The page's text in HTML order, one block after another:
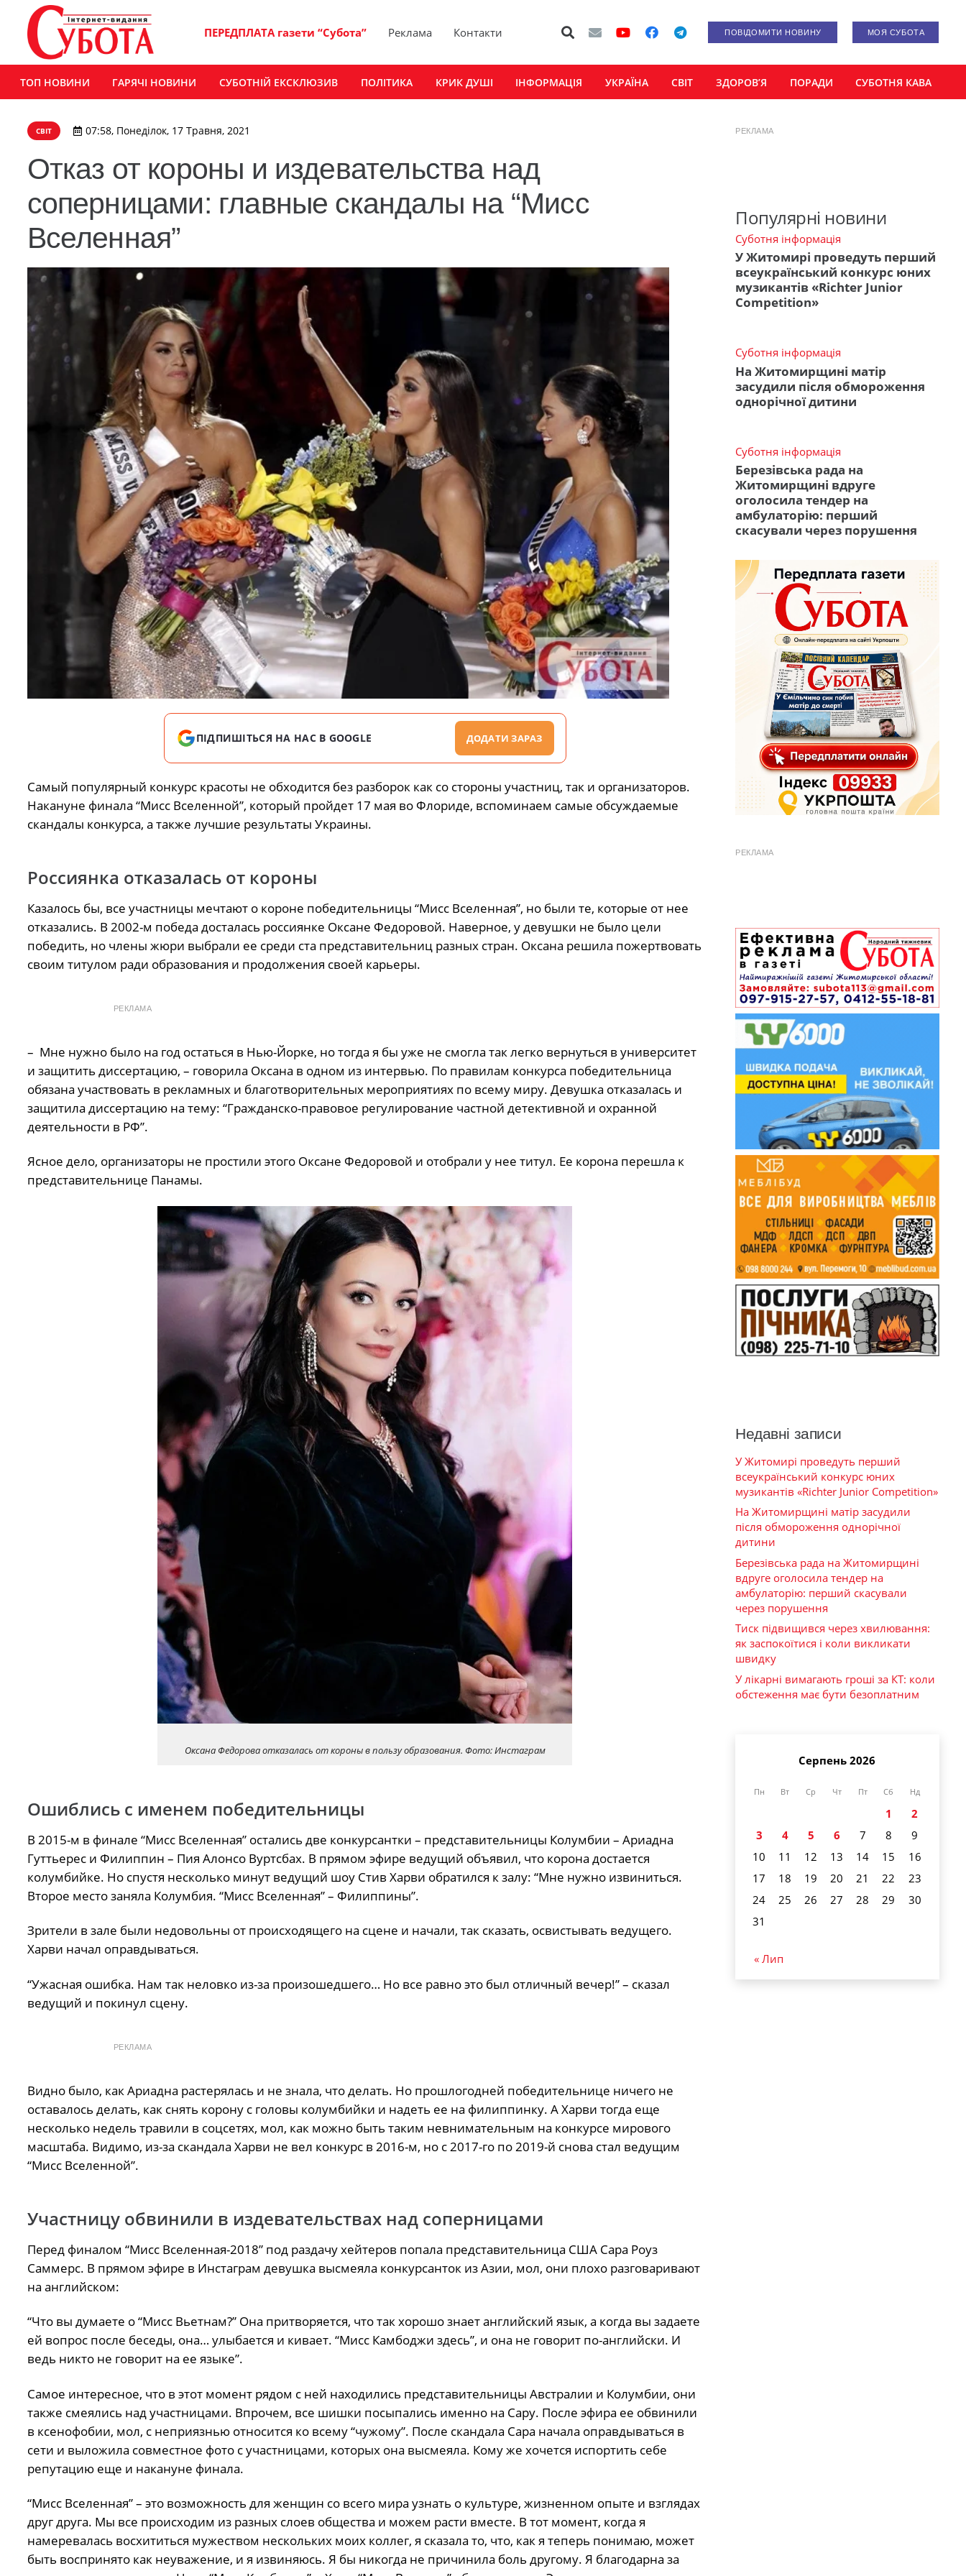
ПЕРЕДПЛАТА газети “Субота” Реклама Контакти ПОВІДОМИТИ НОВИНУ МОЯ СУБОТА
ТОП НОВИНИ ГАРЯЧІ НОВИНИ СУБОТНІЙ ЕКСКЛЮЗИВ ПОЛІТИКА КРИК ДУШІ ІНФОРМАЦІЯ УКРАЇНА СВІТ ЗДОРОВ’Я ПОРАДИ СУБОТНЯ КАВА
СВІТ 07:58, Понеділок, 17 Травня, 2021
Отказ от короны и издевательства над
соперницами: главные скандалы на “Мисс
Вселенная”
ПІДПИШІТЬСЯ НА НАС В GOOGLE ДОДАТИ ЗАРАЗ
Самый популярный конкурс красоты не обходится без разборок как со стороны участниц, так и организаторов.
Накануне финала “Мисс Вселенной”, который пройдет 17 мая во Флориде, вспоминаем самые обсуждаемые
скандалы конкурса, а также лучшие результаты Украины.
Россиянка отказалась от короны
Казалось бы, все участницы мечтают о короне победительницы “Мисс Вселенная”, но были те, которые от нее
отказались. В 2002-м победа досталась россиянке Оксане Федоровой. Наверное, у девушки не было цели
победить, но члены жюри выбрали ее среди ста представительниц разных стран. Оксана решила пожертвовать
своим титулом ради образования и продолжения своей карьеры.
РЕКЛАМА
– Мне нужно было на год остаться в Нью-Йорке, но тогда я бы уже не смогла так легко вернуться в университет
и защитить диссертацию, – говорила Оксана в одном из интервью. По правилам конкурса победительница
обязана участвовать в рекламных и благотворительных мероприятиях по всему миру. Девушка отказалась и
защитила диссертацию на тему: “Гражданско-правовое регулирование частной детективной и охранной
деятельности в РФ”.
Ясное дело, организаторы не простили этого Оксане Федоровой и отобрали у нее титул. Ее корона перешла к
представительнице Панамы.
Оксана Федорова отказалась от короны в пользу образования. Фото: Инстаграм
Ошиблись с именем победительницы
В 2015-м в финале “Мисс Вселенная” остались две конкурсантки – представительницы Колумбии – Ариадна
Гуттьерес и Филиппин – Пия Алонсо Вуртсбах. В прямом эфире ведущий объявил, что корона достается
колумбийке. Но спустя несколько минут ведущий шоу Стив Харви обратился к залу: “Мне нужно извиниться.
Второе место заняла Колумбия. “Мисс Вселенная” – Филиппины”.
Зрители в зале были недовольны от происходящего на сцене и начали, так сказать, освистывать ведущего.
Харви начал оправдываться.
“Ужасная ошибка. Нам так неловко из-за произошедшего… Но все равно это был отличный вечер!” – сказал
ведущий и покинул сцену.
РЕКЛАМА
Видно было, как Ариадна растерялась и не знала, что делать. Но прошлогодней победительнице ничего не
оставалось делать, как снять корону с головы колумбийки и надеть ее на филиппинку. А Харви тогда еще
несколько недель травили в соцсетях, мол, как можно быть таким невнимательным на конкурсе мирового
масштаба. Видимо, из-за скандала Харви не вел конкурс в 2016-м, но с 2017-го по 2019-й снова стал ведущим
“Мисс Вселенной”.
Участницу обвинили в издевательствах над соперницами
Перед финалом “Мисс Вселенная-2018” под раздачу хейтеров попала представительница США Сара Роуз
Саммерс. В прямом эфире в Инстаграм девушка высмеяла конкурсанток из Азии, мол, они плохо разговаривают
на английском:
“Что вы думаете о “Мисс Вьетнам?” Она притворяется, что так хорошо знает английский язык, а когда вы задаете
ей вопрос после беседы, она… улыбается и кивает. “Мисс Камбоджи здесь”, и она не говорит по-английски. И
ведь никто не говорит на ее языке”.
Самое интересное, что в этот момент рядом с ней находились представительницы Австралии и Колумбии, они
также смеялись над участницами. Впрочем, все шишки посыпались именно на Сару. После эфира ее обвинили
в ксенофобии, мол, с неприязнью относится ко всему “чужому”. После скандала Сара начала оправдываться в
сети и выложила совместное фото с участницами, которых она высмеяла. Кому же хочется испортить себе
репутацию еще и накануне финала.
“Мисс Вселенная” – это возможность для женщин со всего мира узнать о культуре, жизненном опыте и взглядах
друг друга. Мы все происходим из разных слоев общества и можем расти вместе. В тот момент, когда я
намеревалась восхититься мужеством нескольких моих коллег, я сказала то, что, как я теперь понимаю, может
быть воспринято как неуважение, и я извиняюсь. Я бы никогда не причинила боль другому. Я благодарна за
РЕКЛАМА
Популярні новини
Суботня інформація
У Житомирі проведуть перший
всеукраїнський конкурс юних
музикантів «Richter Junior
Competition»
Суботня інформація
На Житомирщині матір
засудили після обмороження
однорічної дитини
Суботня інформація
Березівська рада на
Житомирщині вдруге
оголосила тендер на
амбулаторію: перший
скасували через порушення
РЕКЛАМА
Недавні записи
У Житомирі проведуть перший
всеукраїнський конкурс юних
музикантів «Richter Junior Competition»
На Житомирщині матір засудили
після обмороження однорічної
дитини
Березівська рада на Житомирщині
вдруге оголосила тендер на
амбулаторію: перший скасували
через порушення
Тиск підвищився через хвилювання:
як заспокоїтися і коли викликати
швидку
У лікарні вимагають гроші за КТ: коли
обстеження має бути безоплатним
Серпень 2026
Пн Вт Ср Чт Пт Сб Нд
1
2
3
4 5 6 7 8
9
10
11 12 13 14 15
16
17
18 19 20 21 22
23
24
25 26 27 28 29
30
31
« Лип